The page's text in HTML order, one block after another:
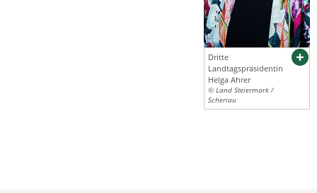
Dritte
Landtagspräsidentin
Helga Ahrer
© Land Steiermark /
Scheriau